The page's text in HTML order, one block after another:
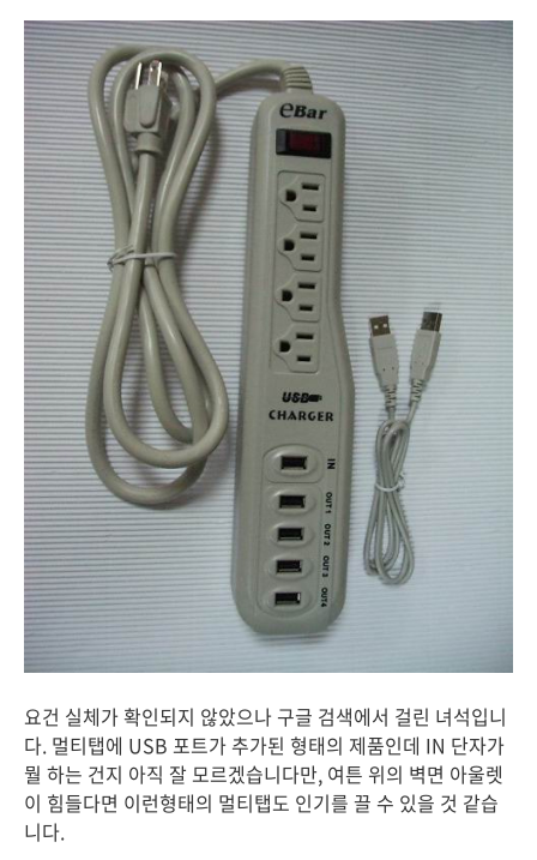
요건 실체가 확인되지 않았으나 구글 검색에서 걸린 녀석입니
다. 멀티탭에 USB 포트가 추가된 형태의 제품인데 IN 단자가
뭘 하는 건지 아직 잘 모르겠습니다만, 여튼 위의 벽면 아울렛
이 힘들다면 이런형태의 멀티탭도 인기를 끌 수 있을 것 같습
니다.